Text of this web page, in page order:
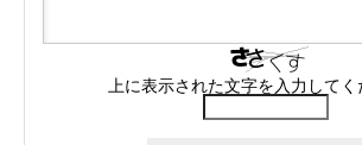
上に表示された文字を入力してく